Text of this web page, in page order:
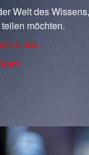
Welt des
möchten.
uns